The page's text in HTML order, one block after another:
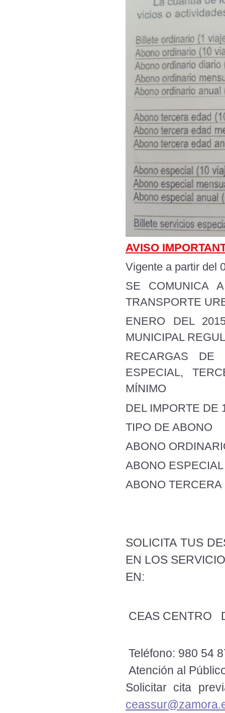
AVISO
Vigente a partir del
SE COMUNICA
TRANSPORTE
ENERO DEL
MUNICIPAL
RECARGAS
ESPECIAL,
MÍNIMO
DEL IMPORTE DE
TIPO DE
ABONO
ABONO
ABONO
SOLICITA TUS
EN LOS
EN:
CEAS CENTRO
Teléfono: 980 54
Atención al
Solicitar cita